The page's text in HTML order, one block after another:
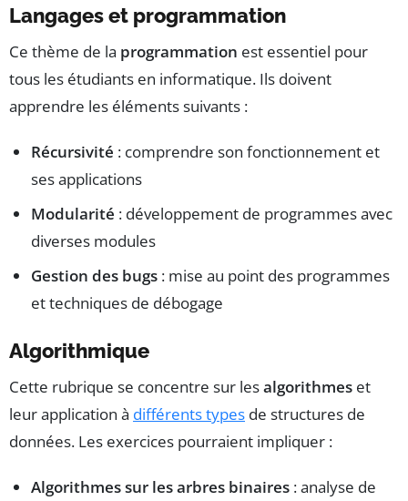
Langages et programmation
Ce thème de la programmation est essentiel pour
tous les étudiants en informatique. Ils doivent
apprendre les éléments suivants :
Récursivité : comprendre son fonctionnement et
ses applications
Modularité : développement de programmes avec
diverses modules
Gestion des bugs : mise au point des programmes
et techniques de débogage
Algorithmique
Cette rubrique se concentre sur lesalgorithmes et
leur application à différents types de structures de
données. Les exercices pourraient impliquer :
Algorithmes sur les arbres binaires : analyse de